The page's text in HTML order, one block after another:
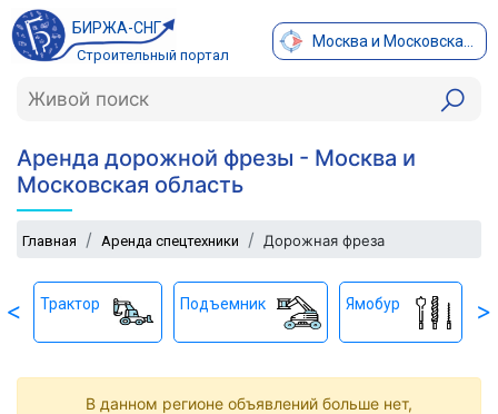
БИРЖА-СНГ
Строительный портал
Москва и Московская область
Аренда дорожной фрезы - Москва и
Московская область
Главная Аренда спецтехники Дорожная фреза
< Трактор Подъемник Ямобур >
В данном регионе объявлений больше нет,